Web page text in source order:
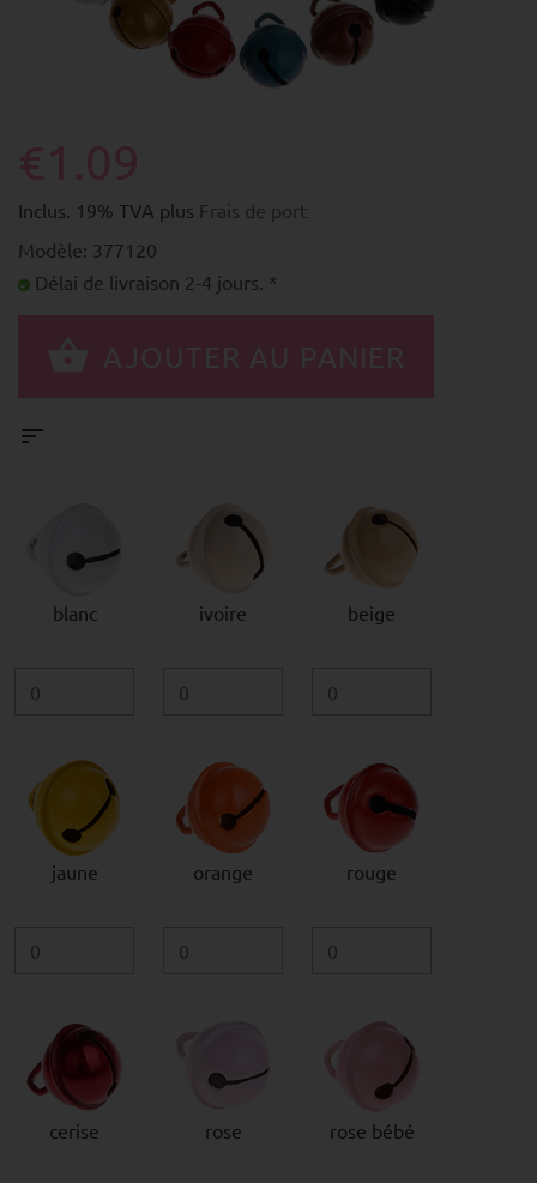
Inclus. 19% TVA plus Frais de port
Modèle: 377120
Délai de livraison 2-4 jours. *
blanc ivoire beige
jaune orange rouge
cerise rose rose bébé